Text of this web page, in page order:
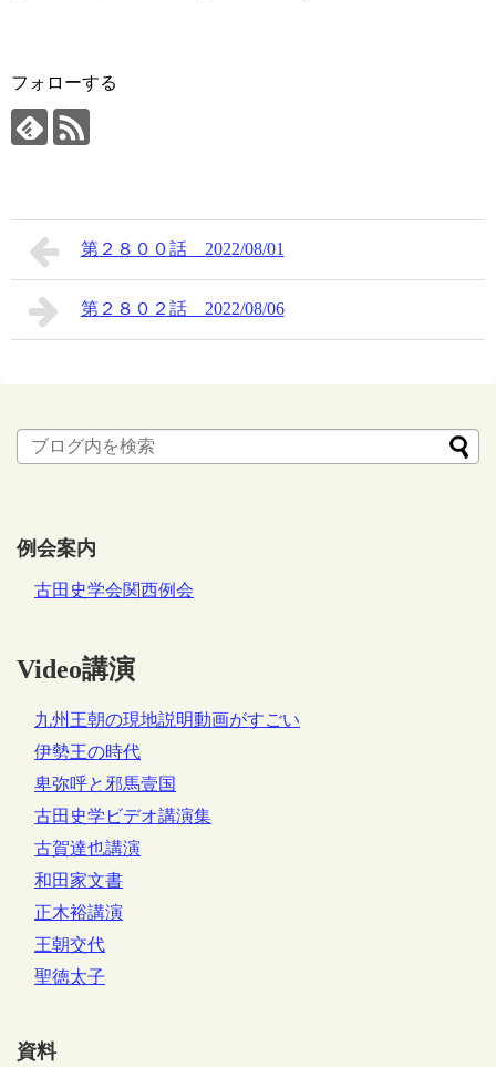
フォローする
第２８００話 2022/08/01
第２８０２話 2022/08/06
例会案内
古田史学会関西例会
Video講演
九州王朝の現地説明動画がすごい
伊勢王の時代
卑弥呼と邪馬壹国
古田史学ビデオ講演集
古賀達也講演
和田家文書
正木裕講演
王朝交代
聖徳太子
資料